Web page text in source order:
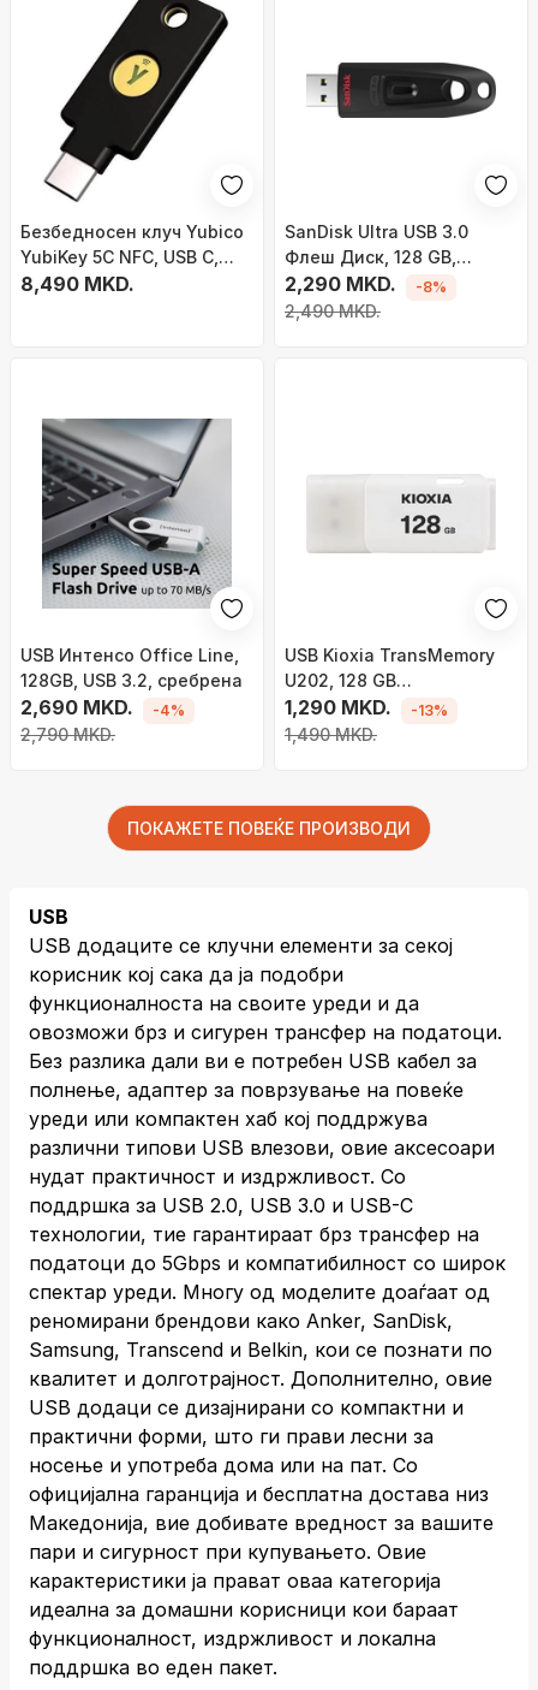
Безбедносен клуч Yubico
YubiKey 5C NFC, USB C,
NFC, црн
8,490 MKD.
SanDisk Ultra USB 3.0
Флеш Диск, 128 GB,
Црвена
2,290 MKD.
2,490 MKD.
-8%
USB Интенсо Office Line,
128GB, USB 3.2, сребрена
2,690 MKD.
2,790 MKD.
-4%
USB Kioxia TransMemory
U202, 128 GB
(LU202W128GG4)
1,290 MKD.
1,490 MKD.
-13%
ПОКАЖЕТЕ ПОВЕЌЕ ПРОИЗВОДИ
USB
USB додаците се клучни елементи за секој
корисник кој сака да ја подобри
функционалноста на своите уреди и да
овозможи брз и сигурен трансфер на податоци.
Без разлика дали ви е потребен USB кабел за
полнење, адаптер за поврзување на повеќе
уреди или компактен хаб кој поддржува
различни типови USB влезови, овие аксесоари
нудат практичност и издржливост. Со
поддршка за USB 2.0, USB 3.0 и USB-C
технологии, тие гарантираат брз трансфер на
податоци до 5Gbps и компатибилност со широк
спектар уреди. Многу од моделите доаѓаат од
реномирани брендови како Anker, SanDisk,
Samsung, Transcend и Belkin, кои се познати по
квалитет и долготрајност. Дополнително, овие
USB додаци се дизајнирани со компактни и
практични форми, што ги прави лесни за
носење и употреба дома или на пат. Со
официјална гаранција и бесплатна достава низ
Македонија, вие добивате вредност за вашите
пари и сигурност при купувањето. Овие
карактеристики ја прават оваа категорија
идеална за домашни корисници кои бараат
функционалност, издржливост и локална
поддршка во еден пакет.